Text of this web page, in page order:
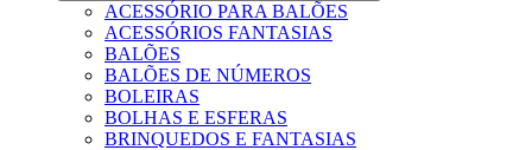
ACESSÓRIO PARA BALÕES
ACESSÓRIOS FANTASIAS
BALÕES
BALÕES DE NÚMEROS
BOLEIRAS
BOLHAS E ESFERAS
BRINQUEDOS E FANTASIAS